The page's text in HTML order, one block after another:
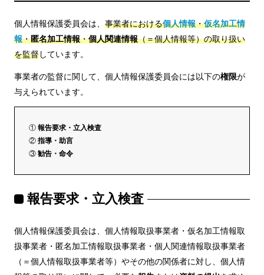
個人情報保護委員会は、 事業者における個人情報・仮名加工情
報・匿名加工情報・個人関連情報（＝個人情報等）の取り扱い
を監督しています。
事業者の監督に関して、個人情報保護委員会には以下の権限が
与えられています。
① 報告要求・立入検査
② 指導・助言
③ 勧告・命令
報告要求・立入検査
個人情報保護委員会は、個人情報取扱事業者・仮名加工情報取
扱事業者・匿名加工情報取扱事業者・個人関連情報取扱事業者
（＝個人情報取扱事業者等）やその他の関係者に対し、個人情